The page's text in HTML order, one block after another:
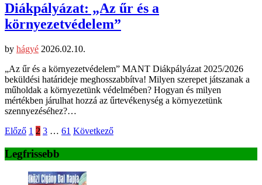
Diákpályázat: „Az űr és a
környezetvédelem”
by hágyé 2026.02.10.
„Az űr és a környezetvédelem” MANT Diákpályázat 2025/2026
beküldési határideje meghosszabbítva! Milyen szerepet játszanak a
műholdak a környezetünk védelmében? Hogyan és milyen
mértékben járulhat hozzá az űrtevékenység a környezetünk
szennyezéséhez?…
Bejegyzések
lapozása
Előző 1 2 3 … 61 Következő
Legfrissebb